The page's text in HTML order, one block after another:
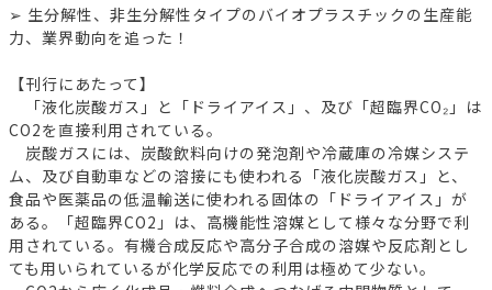
➢ 生分解性、非生分解性タイプのバイオプラスチックの生産能
力、業界動向を追った！
【刊行にあたって】
「液化炭酸ガス」と「ドライアイス」、及び「超臨界CO₂」は
CO2を直接利用されている。
炭酸ガスには、炭酸飲料向けの発泡剤や冷蔵庫の冷媒システ
ム、及び自動車などの溶接にも使われる「液化炭酸ガス」と、
食品や医薬品の低温輸送に使われる固体の「ドライアイス」が
ある。「超臨界CO2」は、高機能性溶媒として様々な分野で利
用されている。有機合成反応や高分子合成の溶媒や反応剤とし
ても用いられているが化学反応での利用は極めて少ない。